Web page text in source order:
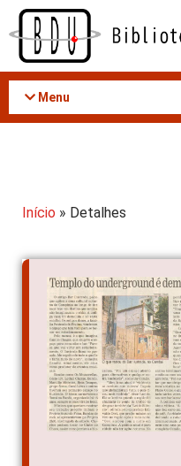
Acessar
conteúdo
Menu
Início » Detalhes